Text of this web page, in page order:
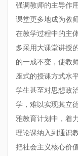
强调教师的主导作
课堂更多地成为教
在教学过程中的主
多采用大课堂讲授
的一成不变，使教
座式的授课方式水
学生甚至对思想政
学，难以实现其立
雅教育计划中，着
理论课纳入到通识
把社会主义核心价